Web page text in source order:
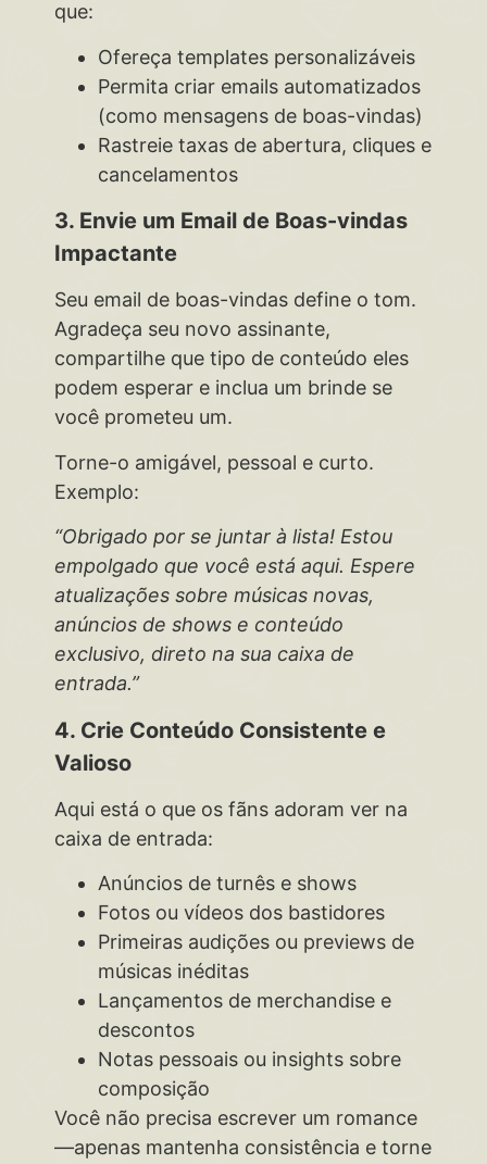
que:
Ofereça templates personalizáveis
Permita criar emails automatizados
(como mensagens de boas-vindas)
Rastreie taxas de abertura, cliques e
cancelamentos
3. Envie um Email de Boas-vindas
Impactante
Seu email de boas-vindas define o tom.
Agradeça seu novo assinante,
compartilhe que tipo de conteúdo eles
podem esperar e inclua um brinde se
você prometeu um.
Torne-o amigável, pessoal e curto.
Exemplo:
“Obrigado por se juntar à lista! Estou
empolgado que você está aqui. Espere
atualizações sobre músicas novas,
anúncios de shows e conteúdo
exclusivo, direto na sua caixa de
entrada.”
4. Crie Conteúdo Consistente e
Valioso
Aqui está o que os fãns adoram ver na
caixa de entrada:
Anúncios de turnês e shows
Fotos ou vídeos dos bastidores
Primeiras audições ou previews de
músicas inéditas
Lançamentos de merchandise e
descontos
Notas pessoais ou insights sobre
composição
Você não precisa escrever um romance
—apenas mantenha consistência e torne